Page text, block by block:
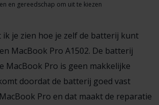
en gereedschap om uit te kiezen
je zien hoe je zelf de batterij kunt
MacBook Pro A1502. De batterij
MacBook Pro is geen makkelijke
doordat de batterij goed vast
Pro en dat maakt de reparatie